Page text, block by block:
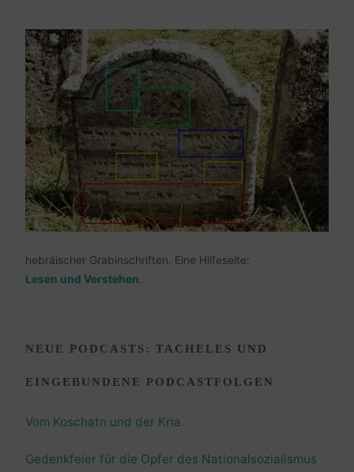
hebräischer Grabinschriften. Eine Hilfeseite:
Lesen und Verstehen
NEUE PODCASTS: TACHELES UND
EINGEBUNDENE PODCASTFOLGEN
Vom Koschatn und der Kria
Gedenkfeier für die Opfer des Nationalsozialismus